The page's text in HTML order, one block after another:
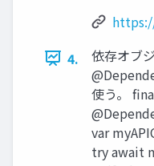
4.
依存オブ
使う。
var
try await